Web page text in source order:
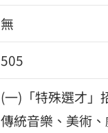
無
505
(一)「特殊選才」
傳統音樂、美術